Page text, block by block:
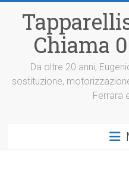
Chiama
Da oltre 20 anni,
sostituzione,
Ferrara